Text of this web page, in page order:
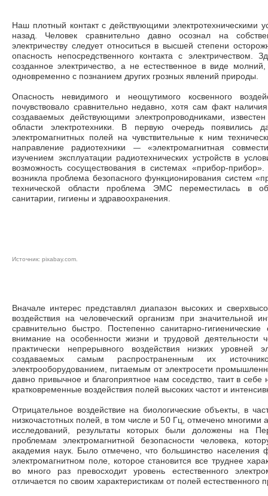
Наш плотный кон­такт с действующими электротехническими
назад. Человек сравнительно давно осознал на
электричеству следует от­носиться в высшей степени
опасность непосредственного контакта с электричеством.
созданное электричество, а не естественное в виде
одновременно с познанием других грозных явлений природы.
Опасность невидимого и неощутимого косвенного
почувствовало сравнительно недав­но, хотя сам факт
создаваемых действующими электропроводниками,
области электротехники. В первую очередь появились
электромагнитных полей на чувствительные к ним
направление радиотехни­ки —«электромагнитная
изучением эксплуатации радиотехнических устройств в
возможность сосуществования в си­стемах «прибор-
возникла проблема безопас­ного функционирования систем
технической области проблема ЭМС переместилась в
санитарии, гигиены и здравоохранения.
Источник: pixabay.com.
Вначале интерес представлял диапазон высоких и
воздействия на человеческий ор­ганизм при значительной
сравнительно быстро. Постепенно санитарно-
внимание на особенности жизни и трудовой деятельности
практически непрерывного воздействия низких уровней
создаваемых самым распространен­ным их
электрооборудованием, питаемым от электросети
давно привычное и благоприятное нам соседство, таит в
кратковременные воз­действия полей высоких частот и
Отрицательное воздействие на биологические объекты, в
низкочастотных полей, в том числе и 50 Гц, отмечено
исследований, результаты которых были доложены на
проблемам электромагнит­ной безопасности человека,
академия наук. Было отмечено, что большинство населения
электромагнитном поле, которое становится все труднее
во много раз превосходит уровень естественного
отличается по своим характеристикам от полей естественного